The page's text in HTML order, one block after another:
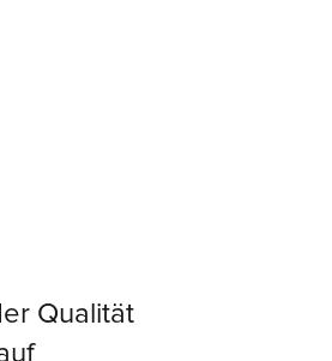
Qualität